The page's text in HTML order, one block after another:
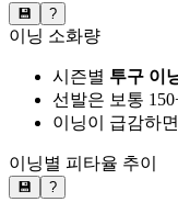
💾 ?
이닝 소화량
시즌별 투구 이
선발은 보통
이닝이 급감하
이닝별 피타율 추이
💾 ?